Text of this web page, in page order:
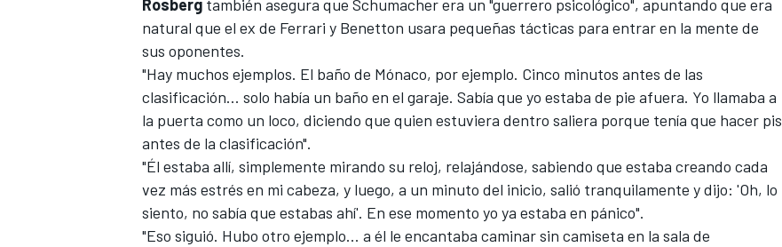
MÁS CATEGORÍAS
Rosberg también asegura que Schumacher era un "guerrero psicológico", apuntando que era
natural que el ex de Ferrari y Benetton usara pequeñas tácticas para entrar en la mente de
sus oponentes.
"Hay muchos ejemplos. El baño de Mónaco, por ejemplo. Cinco minutos antes de las
clasificación... solo había un baño en el garaje. Sabía que yo estaba de pie afuera. Yo llamaba a
la puerta como un loco, diciendo que quien estuviera dentro saliera porque tenía que hacer pis
antes de la clasificación".
"Él estaba allí, simplemente mirando su reloj, relajándose, sabiendo que estaba creando cada
vez más estrés en mi cabeza, y luego, a un minuto del inicio, salió tranquilamente y dijo: 'Oh, lo
siento, no sabía que estabas ahí'. En ese momento yo ya estaba en pánico".
"Eso siguió. Hubo otro ejemplo... a él le encantaba caminar sin camiseta en la sala de